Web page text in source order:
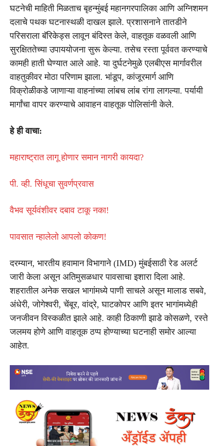
घटनेची माहिती मिळताच बृहन्मुंबई महानगरपालिका आणि अग्निशमन
दलाचे पथक घटनास्थळी दाखल झाले. प्रशासनाने तातडीने
परिसराला बॅरिकेड्स लावून बंदिस्त केले, वाहतूक वळवली आणि
सुरक्षिततेच्या उपाययोजना सुरू केल्या. तसेच रस्ता पूर्ववत करण्याचे
कामही हाती घेण्यात आले आहे. या दुर्घटनेमुळे एलबीएस मार्गावरील
वाहतुकीवर मोठा परिणाम झाला. भांडूप, कांजूरमार्ग आणि
विक्रोळीकडे जाणाऱ्या वाहनांच्या लांबच लांब रांगा लागल्या. पर्यायी
मार्गांचा वापर करण्याचे आवाहन वाहतूक पोलिसांनी केले.
हे ही वाचा:
महाराष्ट्रात लागू होणार समान नागरी कायदा?
पी. व्ही. सिंधूचा सुवर्णप्रवास
वैभव सूर्यवंशीवर दबाव टाकू नका!
पावसात न्हालेलो आपलो कोकण!
दरम्यान, भारतीय हवामान विभागाने (IMD) मुंबईसाठी रेड अलर्ट
जारी केला असून अतिमुसळधार पावसाचा इशारा दिला आहे.
शहरातील अनेक सखल भागांमध्ये पाणी साचले असून मालाड सबवे,
अंधेरी, जोगेश्वरी, चेंबूर, वांद्रे, घाटकोपर आणि इतर भागांमध्येही
जनजीवन विस्कळीत झाले आहे. काही ठिकाणी झाडे कोसळणे, रस्ते
जलमय होणे आणि वाहतूक ठप्प होण्याच्या घटनाही समोर आल्या
आहेत.